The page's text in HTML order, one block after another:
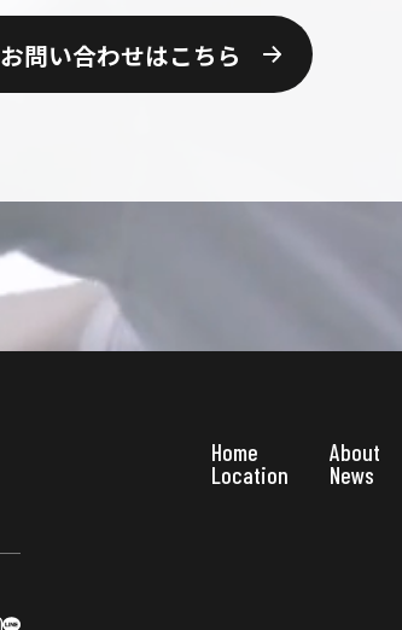
お問い合わせはこちら
Home About
Location News